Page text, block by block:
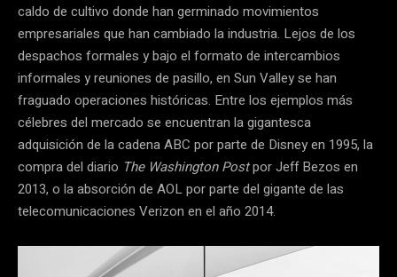
caldo de cultivo donde han germinado movimientos
empresariales que han cambiado la industria. Lejos de los
despachos formales y bajo el formato de intercambios
informales y reuniones de pasillo, en Sun Valley se han
fraguado operaciones históricas. Entre los ejemplos más
célebres del mercado se encuentran la gigantesca
adquisición de la cadena ABC por parte de Disney en 1995, la
compra del diario The Washington Postpor Jeff Bezos en
2013, o la absorción de AOL por parte del gigante de las
telecomunicaciones Verizon en el año 2014.